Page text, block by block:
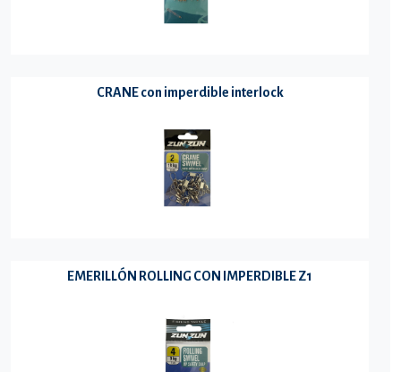
CRANE con imperdible interlock
EMERILLÓN ROLLING CON IMPERDIBLE Z1